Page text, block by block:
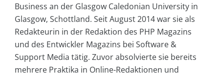
Business an der Glasgow Caledonian University in
Glasgow, Schottland. Seit August 2014 war sie als
Redakteurin in der Redaktion des PHP Magazins
und des Entwickler Magazins bei Software &
Support Media tätig. Zuvor absolvierte sie bereits
mehrere Praktika in Online-Redaktionen und